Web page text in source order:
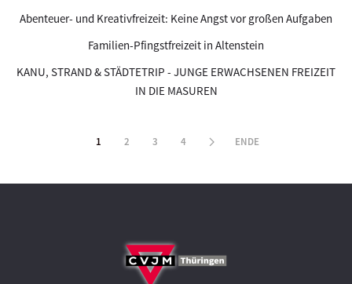
Abenteuer- und Kreativfreizeit: Keine Angst vor großen Aufgaben
Familien-Pfingstfreizeit in Altenstein
KANU, STRAND & STÄDTETRIP - JUNGE ERWACHSENEN FREIZEIT
IN DIE MASUREN
1 2 3 4 ENDE